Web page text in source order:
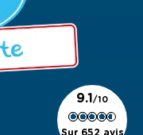
9.1
Sur 652 avis